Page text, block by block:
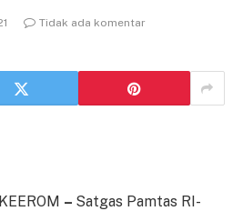
Tidak ada komentar
KEEROM – Satgas Pamtas RI-